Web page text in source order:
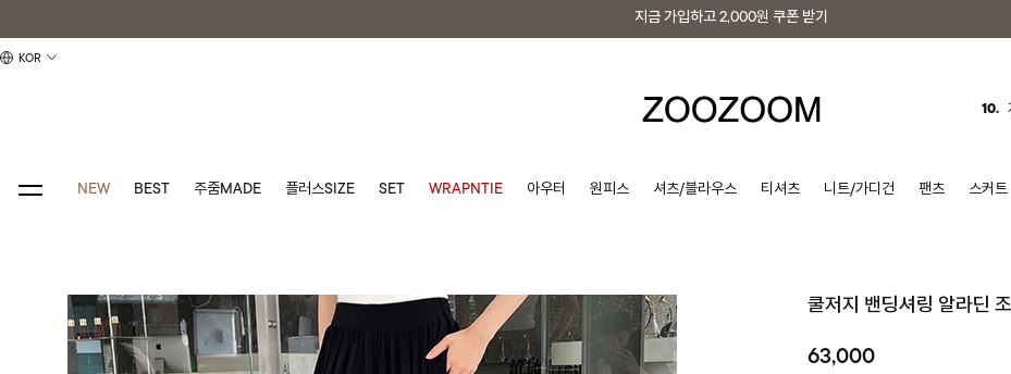
지금 가입하고 2,000원 쿠폰 받기
KOR
10.
2.
6.
NEW BEST 주줌MADE 플러스SIZE SET WRAPNTIE 아우터 원피스 셔츠/블라우스 티셔츠 니트/가디건 팬츠 스커트
쿨저지 밴딩셔링 알라딘
63,000